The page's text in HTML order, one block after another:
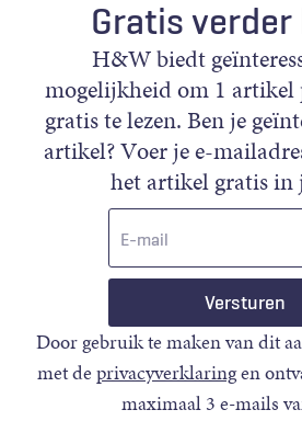
Gratis verder
H&W biedt
mogelijkheid om 1 artikel
gratis te lezen. Ben je
artikel? Voer je e-
het artikel gratis in
Door gebruik te maken van dit
met deprivacyverklaringen
maximaal 3 e-mails